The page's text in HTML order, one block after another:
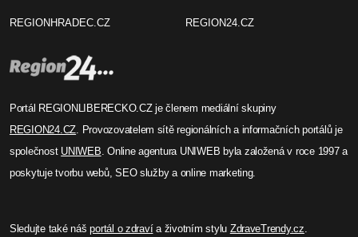
REGIONHRADEC.CZ REGION24.CZ
Portál REGIONLIBERECKO.CZ je členem mediální skupiny
REGION24.CZ . Provozovatelem sítě regionálních a informačních portálů je
společnost UNIWEB . Online agentura UNIWEB byla založená v roce 1997 a
poskytuje tvorbu webů, SEO služby a online marketing.
Sledujte také nášportál o zdravía životním stylu ZdraveTrendy.cz